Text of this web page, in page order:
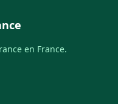
en France.